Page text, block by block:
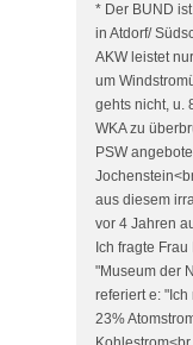
* Der BUND
in Atdorf/
AKW leistet
um
gehts nicht, u.
WKA zu
PSW
aus diesem
vor 4 Jahren
Ich fragte
"Museum der
referiert e:
23%